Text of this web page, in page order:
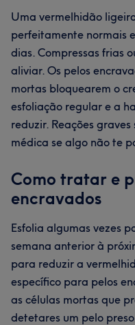
Uma vermelhidão
perfeitamente normais
dias. Compressas frias
aliviar. Os pelos
mortas bloquearem o
esfoliação regular e a
reduzir. Reações
médica se algo não te
Como tratar e
encravados
Esfolia algumas vezes
semana anterior à
para reduzir a
específico para pelos
as células mortas que
detetares um pelo